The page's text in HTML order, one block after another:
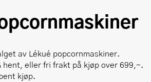
av Lékué popcornmaskiner.
hent, eller fri frakt på kjøp over 699,-.
kjøp.